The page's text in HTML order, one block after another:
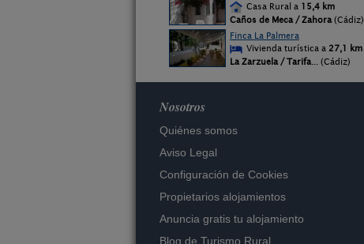
Casa Rural a 15,4 km
Caños de Meca / Zahora (Cádiz)
Finca La Palmera
Vivienda turística a 27,1 km
La Zarzuela / Tarifa... (Cádiz)
Nosotros
Quiénes somos
Aviso Legal
Configuración de Cookies
Propietarios alojamientos
Anuncia gratis tu alojamiento
Blog de Turismo Rural